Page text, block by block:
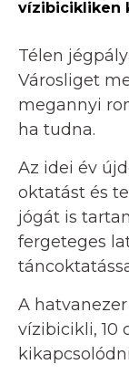
vízibicikliken
Télen
Városliget
megannyi
ha tudna.
Az idei év
oktatást és
jógát is
fergeteges
A
vízibicikli, 10